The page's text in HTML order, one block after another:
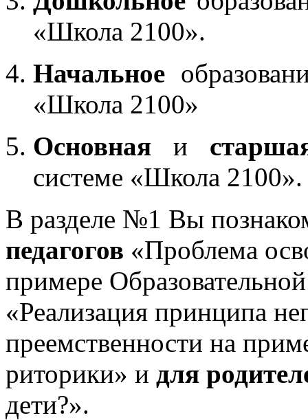
«Школа 2100».
Начальное
«Школа 2100»
Основная и
системе «Школа 2100».
В разделе №1 Вы
педагогов «Проблема
примере
«Реализация принципа
преемственности на
риторики» и для
дети?».